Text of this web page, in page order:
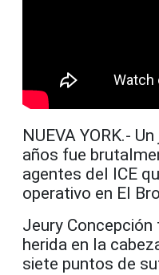
NUEVA YORK.-
años fue
agentes del ICE
operativo en El
Jeury Concepción
herida en la
siete puntos de